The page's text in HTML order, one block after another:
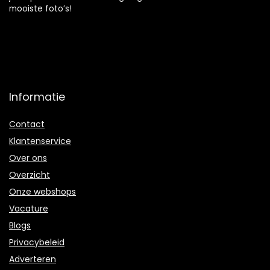
mooiste foto’s!
Informatie
Contact
Klantenservice
Over ons
Overzicht
Onze webshops
Vacature
Blogs
Privacybeleid
Adverteren